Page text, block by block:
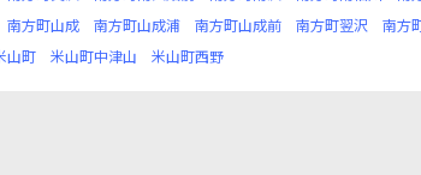
南方町山成 南方町山成浦 南方町山成前 南方町翌沢 南方
山町 米山町中津山 米山町西野